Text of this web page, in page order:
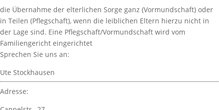
die Übernahme der elterlichen Sorge ganz (Vormundschaft) oder
in Teilen (Pflegschaft), wenn die leiblichen Eltern hierzu nicht in
der Lage sind. Eine Pflegschaft/Vormundschaft wird vom
Familiengericht eingerichtet
Sprechen Sie uns an:
Ute Stockhausen
Adresse: